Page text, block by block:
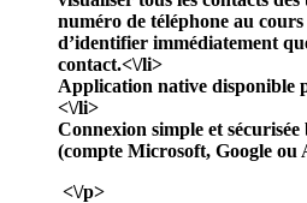
numéro de téléphone au
d’identifier immédiatement
contact.<\/li>
Application native disponible
<\/li>
Connexion simple et sécurisée
(compte Microsoft, Google ou
<\/p>